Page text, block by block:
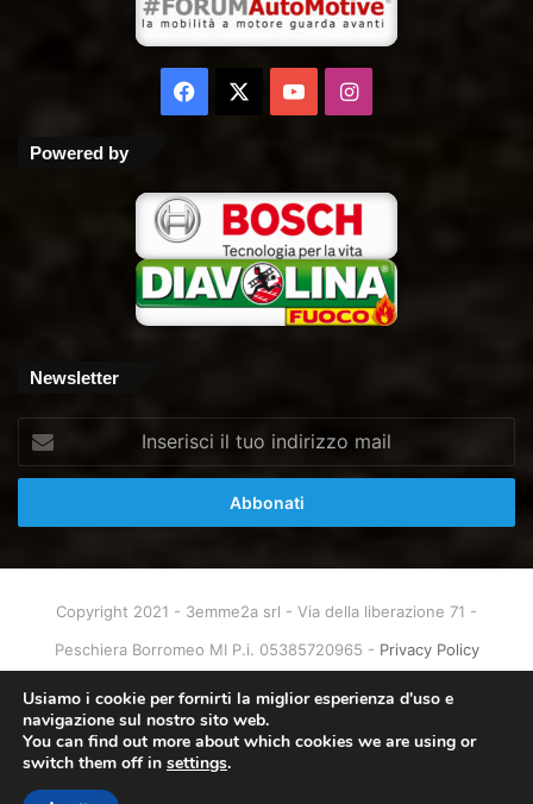
Facebook
You Instagram
Powered by
Newsletter
tuo
mail
Copyright 2021 - 3emme2a srl - Via della liberazione 71 -
Peschiera Borromeo MI P.i. 05385720965 - Privacy Policy
Facebook
X You Instagram
Usiamo i cookie per fornirti la miglior esperienza d'uso e
navigazione sul nostro sito web.
You can find out more about which cookies we are using or
switch them off in settings.